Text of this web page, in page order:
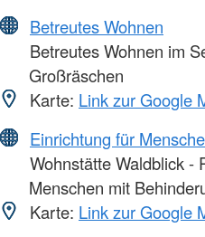
Betreutes Wohnen
Betreutes Wohnen im
Großräschen
Karte: Link zur Google
Einrichtung für
Wohnstätte Waldblick -
Menschen mit
Karte: Link zur Google